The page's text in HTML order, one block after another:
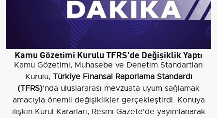
Kamu Gözetimi Kurulu TFRS'de Değişiklik Yaptı
Kamu Gözetimi, Muhasebe ve Denetim Standartları
Kurulu, Türkiye Finansal Raporlama Standardı
(TFRS)'nda uluslararası mevzuata uyum sağlamak
amacıyla önemli değişiklikler gerçekleştirdi. Konuya
ilişkin Kurul Kararları, Resmi Gazete'de yayımlanarak